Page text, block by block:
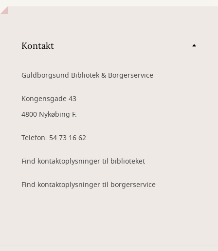
Kontakt
Guldborgsund Bibliotek & Borgerservice
Kongensgade 43
4800 Nykøbing F.
Telefon: 54 73 16 62
Find kontaktoplysninger til biblioteket
Find kontaktoplysninger til borgerservice